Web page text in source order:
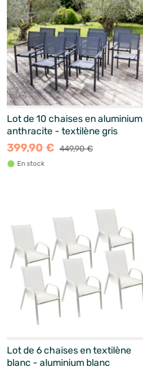
Lot de 10 chaises en aluminium
anthracite - textilène gris
399,90 € 449,90 €
En stock
Lot de 6 chaises en textilène
blanc - aluminium blanc